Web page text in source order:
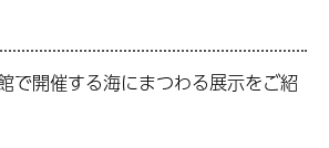
で開催する海にまつわる展示をご紹